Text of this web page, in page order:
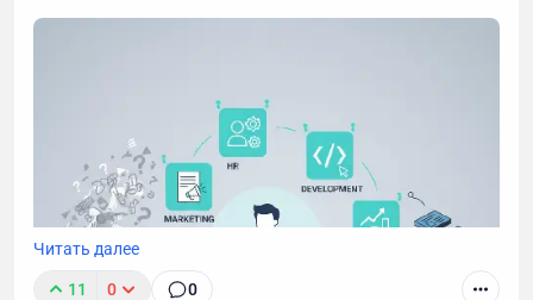
пошаговая стратегия для мужчин: как преодолеть
Читать далее
11 0 0